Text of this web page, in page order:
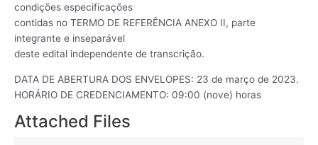
condições especificações
contidas no TERMO DE REFERÊNCIA ANEXO II, parte
integrante e inseparável
deste edital independente de transcrição.
DATA DE ABERTURA DOS ENVELOPES: 23 de março de 2023.
HORÁRIO DE CREDENCIAMENTO: 09:00 (nove) horas
Attached Files